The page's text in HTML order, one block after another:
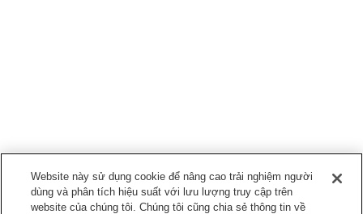
Website này sử dụng cookie để nâng cao trải nghiệm người
dùng và phân tích hiệu suất với lưu lượng truy cập trên
website của chúng tôi. Chúng tôi cũng chia sẻ thông tin về